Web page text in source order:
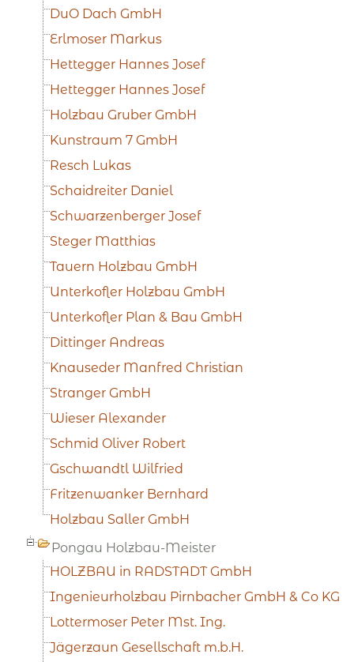
DuO Dach GmbH
Erlmoser Markus
Hettegger Hannes Josef
Hettegger Hannes Josef
Holzbau Gruber GmbH
Kunstraum 7 GmbH
Resch Lukas
Schaidreiter Daniel
Schwarzenberger Josef
Steger Matthias
Tauern Holzbau GmbH
Unterkofler Holzbau GmbH
Unterkofler Plan & Bau GmbH
Dittinger Andreas
Knauseder Manfred Christian
Stranger GmbH
Wieser Alexander
Schmid Oliver Robert
Gschwandtl Wilfried
Fritzenwanker Bernhard
Holzbau Saller GmbH
Pongau Holzbau-Meister
HOLZBAU in RADSTADT GmbH
Ingenieurholzbau Pirnbacher GmbH & Co KG
Lottermoser Peter Mst. Ing.
Jägerzaun Gesellschaft m.b.H.